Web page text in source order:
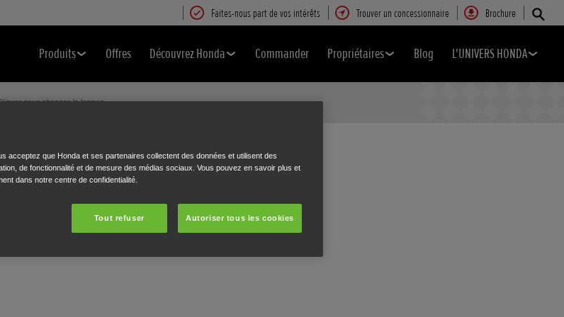
Faites-nous part de vos intérêts Trouver un concessionnaire Brochure
Produits Offres Découvrez Honda Commander Propriétaires Blog L'UNIVERS HONDA
pour changer la langue.
acceptez que Honda et ses partenaires collectent des données et utilisent des
de fonctionnalité et de mesure des médias sociaux. Vous pouvez en savoir plus et
dans notre centre de confidentialité.
Tout refuser Autoriser tous les cookies